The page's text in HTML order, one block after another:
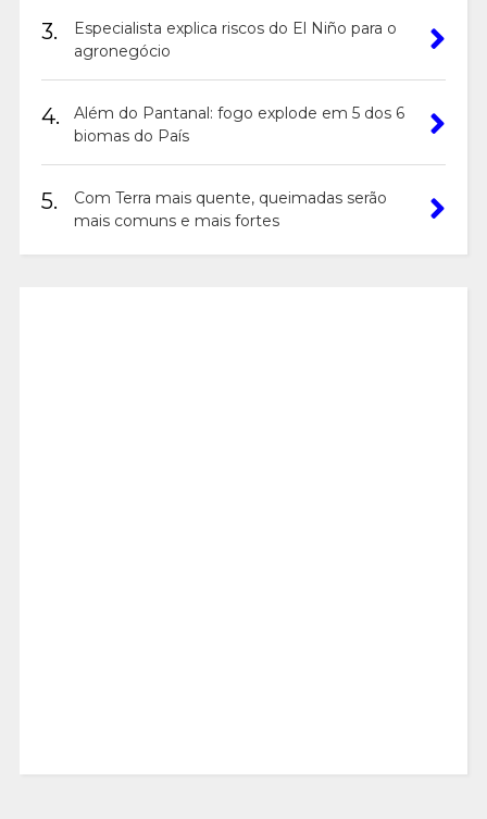
3.
Especialista explica riscos do El Niño para o
agronegócio
4.
Além do Pantanal: fogo explode em 5 dos 6
biomas do País
5.
Com Terra mais quente, queimadas serão
mais comuns e mais fortes